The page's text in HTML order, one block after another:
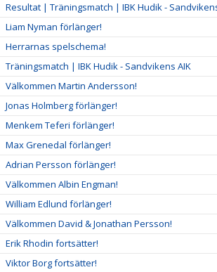
Resultat | Träningsmatch | IBK Hudik -
Liam Nyman förlänger!
Herrarnas spelschema!
Träningsmatch | IBK Hudik - Sandvikens AIK
Välkommen Martin Andersson!
Jonas Holmberg förlänger!
Menkem Teferi förlänger!
Max Grenedal förlänger!
Adrian Persson förlänger!
Välkommen Albin Engman!
William Edlund förlänger!
Välkommen David & Jonathan Persson!
Erik Rhodin fortsätter!
Viktor Borg fortsätter!